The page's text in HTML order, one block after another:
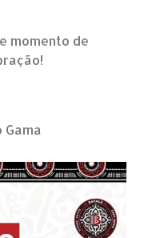
momento de
Gama